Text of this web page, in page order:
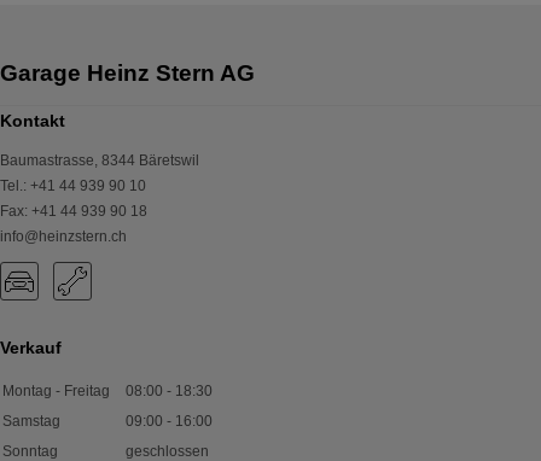
Kontakt
Baumastrasse, 8344 Bäretswil
Tel.: +41 44 939 90 10
Fax: +41 44 939 90 18
info@heinzstern.ch
Verkauf
Montag - Freitag 08:00 - 18:30
Samstag
09:00 - 16:00
Sonntag
geschlossen